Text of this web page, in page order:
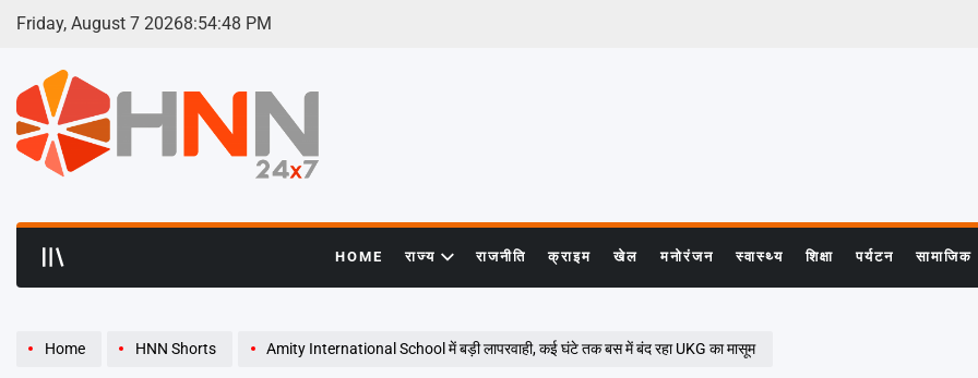
Skip
Friday, August 7 20268:54:50 PM
HOME राज्य राजनीति क्राइम खेल मनोरंजन स्वास्थ्य शिक्षा पर्यटन सामाजिक
Home HNN Shorts Amity International School में बड़ी लापरवाही, कई घंटे तक बस में बंद रहा UKG का मासूम